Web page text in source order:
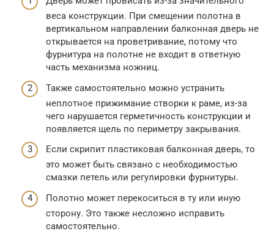
веса конструкции. При смещении полотна в
вертикальном направлении балконная дверь не
открывается на проветривание, потому что
фурнитура на полотне не входит в ответную
часть механизма ножниц.
Также самостоятельно можно устранить
неплотное прижимание створки к раме, из-за
чего нарушается герметичность конструкции и
появляется щель по периметру закрывания.
Если скрипит пластиковая балконная дверь, то
это может быть связано с необходимостью
смазки петель или регулировки фурнитуры.
Полотно может перекоситься в ту или иную
сторону. Это также несложно исправить
самостоятельно.